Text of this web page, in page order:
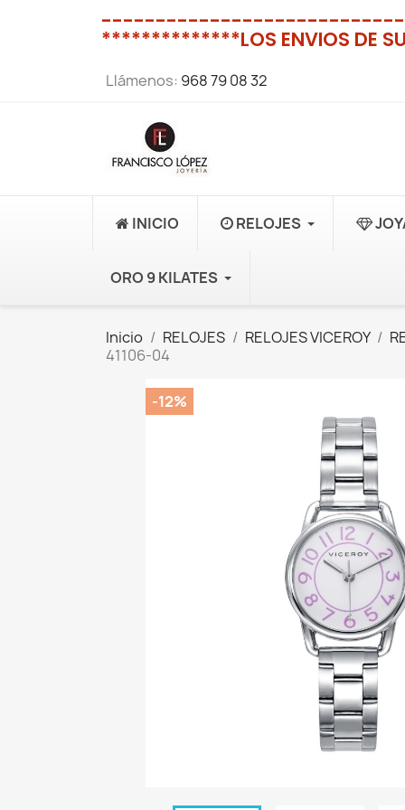
----------------------------
**************LOS ENVIOS DE
Llámenos: 968 79 08 32
INICIO RELOJES
ORO 9 KILATES
Inicio RELOJES RELOJES VICEROY
41106-04
-12%